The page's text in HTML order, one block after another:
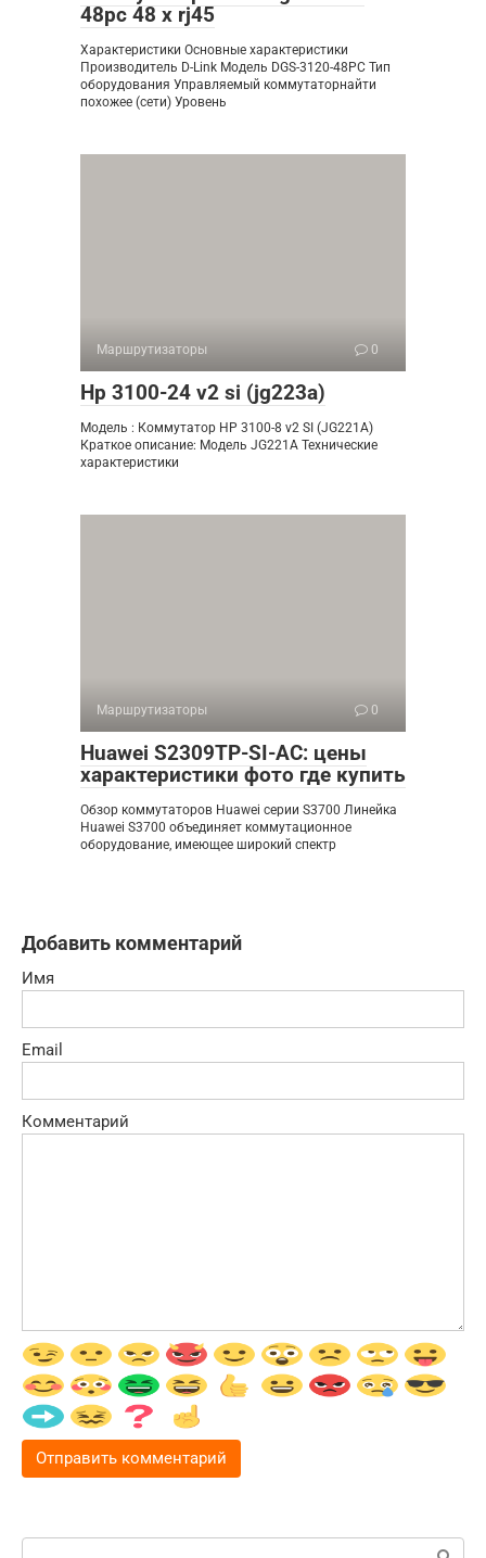
48pc 48 x rj45
Характеристики Основные характеристики
Производитель D-Link Модель DGS-3120-48PC Тип
оборудования Управляемый коммутаторнайти
похожее (сети) Уровень
Маршрутизаторы 0
Hp 3100-24 v2 si (jg223a)
Модель : Коммутатор HP 3100-8 v2 SI (JG221A)
Краткое описание: Модель JG221A Технические
характеристики
Маршрутизаторы 0
Huawei S2309TP-SI-AC: цены
характеристики фото где купить
Обзор коммутаторов Huawei серии S3700 Линейка
Huawei S3700 объединяет коммутационное
оборудование, имеющее широкий спектр
Добавить комментарий
Имя
Email
Комментарий
Поиск: